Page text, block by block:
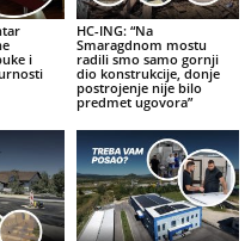
i
HC-ING: “Na
Smaragdnom mostu
radili smo samo gornji
dio konstrukcije, donje
postrojenje nije bilo
predmet ugovora”